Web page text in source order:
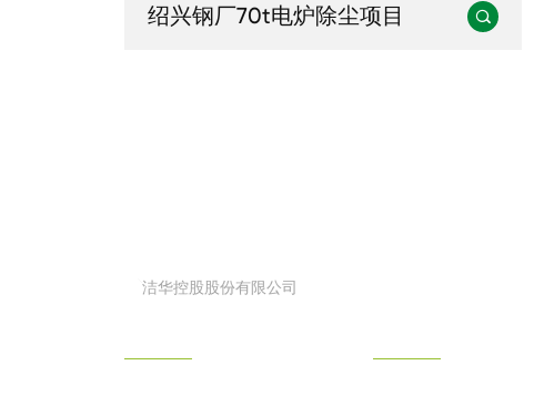
绍兴钢厂70t电炉除尘项目 